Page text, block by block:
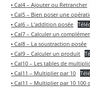
• Cal4 – Ajouter ou Retrancher
• Cal5 – Bien poser une
• Cal6 – L’addition posée
• Cal7 – Calculer un
• Cal8 – La soustraction posée
• Cal9 – Calculer un produit
• Cal10 – Les tables de
• Cal11 – Multiplier par 10
• Cal11 – Multiplier par 10 100